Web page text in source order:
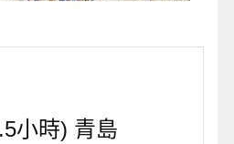
小時) 青島